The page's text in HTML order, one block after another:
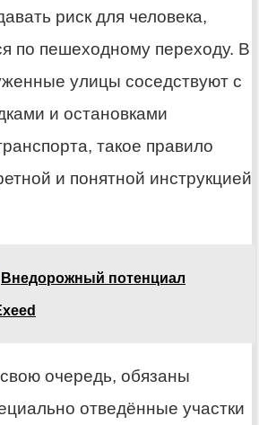
риск для человека,
по пешеходному переходу. В
улицы соседствуют с
и остановками
такое правило
и понятной инструкцией
Внедорожный потенциал
очередь, обязаны
отведённые участки